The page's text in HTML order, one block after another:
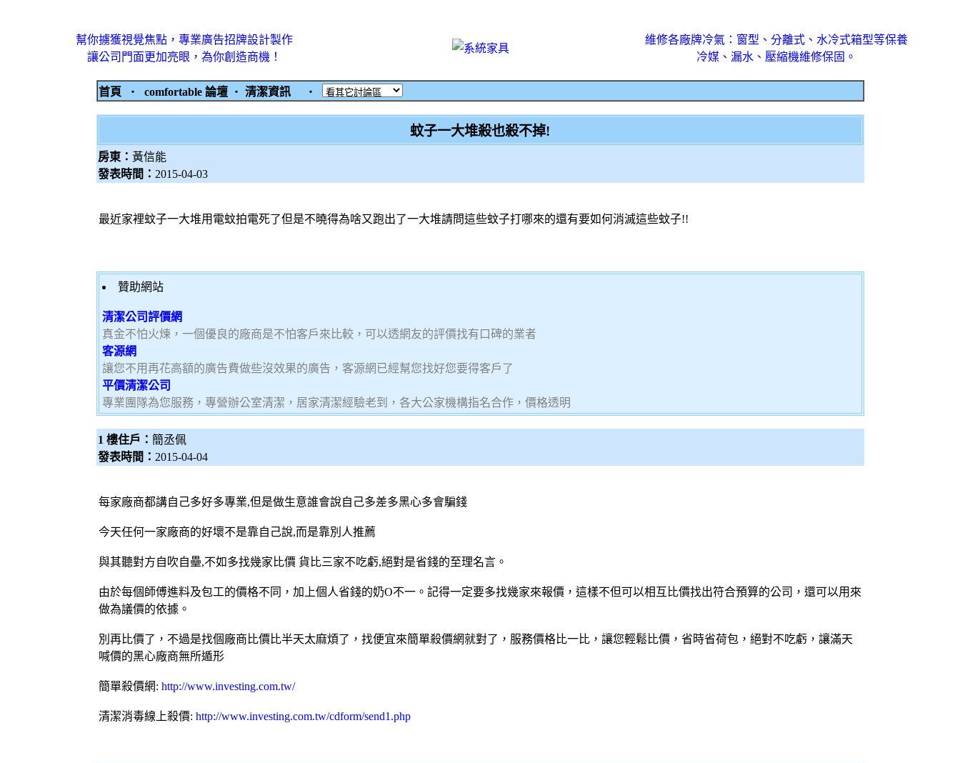
幫你擄獲視覺焦點，專業廣告招牌設計製作
讓公司門面更加亮眼，為你創造商機！
維修各廠牌冷氣：窗型、分離式、水冷式箱型等保養
冷媒、漏水、壓縮機維修保固。
首頁 ‧ comfortable 論壇 ‧ 清潔資訊 ‧
蚊子一大堆殺也殺不掉!
房東： 黃信能
發表時間： 2015-04-03
最近家裡蚊子一大堆用電蚊拍電死了但是不曉得為啥又跑出了一大堆請問這些蚊子打哪來的還有要如何消滅這些蚊子!!
贊助網站
清潔公司評價網
真金不怕火煉，一個優良的廠商是不怕客戶來比較，可以透網友的評價找有口碑的業者
客源網
讓您不用再花高額的廣告費做些沒效果的廣告，客源網已經幫您找好您要得客戶了
平價清潔公司
專業團隊為您服務，專營辦公室清潔，居家清潔經驗老到，各大公家機構指名合作，價格透明
1 樓住戶： 簡丞佩
發表時間： 2015-04-04
每家廠商都講自己多好多專業,但是做生意誰會說自己多差多黑心多會騙錢
今天任何一家廠商的好壞不是靠自己說,而是靠別人推薦
與其聽對方自吹自壘,不如多找幾家比價 貨比三家不吃虧,絕對是省錢的至理名言。
由於每個師傅進料及包工的價格不同，加上個人省錢的奶O不一。記得一定要多找幾家來報價，這樣不但可以相互比價找出符合預算的公司，還可以用來
做為議價的依據。
別再比價了，不過是找個廠商 比價 比半天太麻煩了，找便宜來簡單殺價網就對了，服務價格比一比，讓您輕鬆比價 ，省時省荷包，絕對不吃虧，讓滿天
喊價的黑心廠商無所遁形
簡單殺價網: http://www.investing.com.tw/
清潔消毒線上殺價: http://www.investing.com.tw/cdform/send1.php